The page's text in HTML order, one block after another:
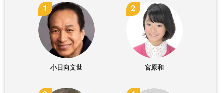
小日向文世 宮原和